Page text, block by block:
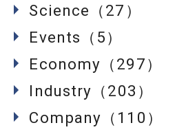
Science（27）
Events（5）
Economy（297）
Industry（203）
Company（110）